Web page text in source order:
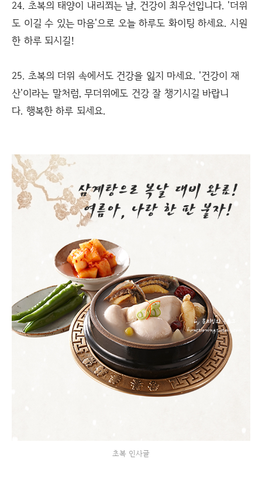
24. 초복의 태양이 내리쬐는 날, 건강이 최우선입니다. '더위
도 이길 수 있는 마음'으로 오늘 하루도 화이팅 하세요. 시원
한 하루 되시길!
25. 초복의 더위 속에서도 건강을 잃지 마세요. '건강이 재
산'이라는 말처럼, 무더위에도 건강 잘 챙기시길 바랍니
다. 행복한 하루 되세요.
초복 인사글